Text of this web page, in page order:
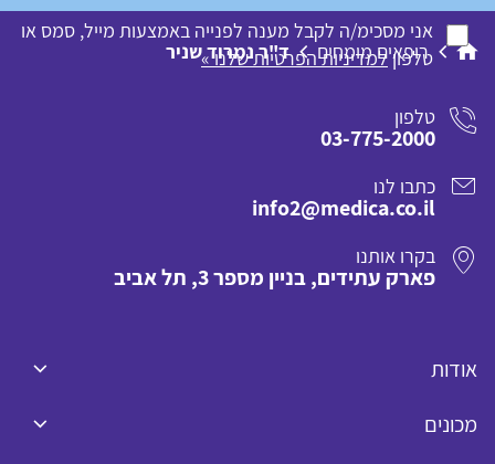
אני מסכימ/ה לקבל מענה לפנייה באמצעות מייל, סמס או
טלפוןלמדיניות הפרטיות שלנו »
רופאים מומחים ד"ר נמרוד שניר
טלפון
03-775-2000
כתבו לנו
info2@medica.co.il
בקרו אותנו
פארק עתידים, בניין מספר 3, תל אביב
אודות
מכונים